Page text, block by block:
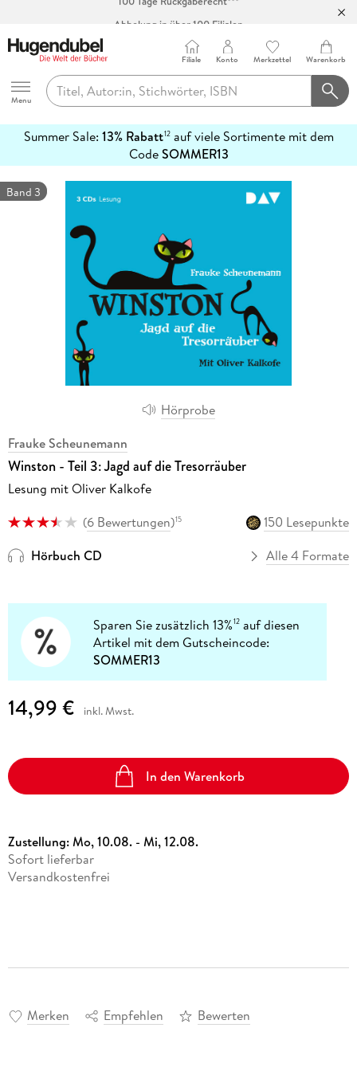
Abholung in über 100 Filialen
Hugendubel
Menu
Filiale Konto Merkzettel Warenkorb
Summer Sale: 13% Rabatt12auf viele Sortimente mit dem
CodeSOMMER13
erfahren
Hörprobe
Band 3
Frauke Scheunemann
Winston - Teil 3: Jagd auf die Tresorräuber
Lesung mit Oliver Kalkofe
(6 Bewertungen)15
150 Lesepunkte
Hörbuch CD
Alle 4 Formate
Sparen Sie zusätzlich 13%12 auf diesen
Artikel mit dem Gutscheincode:
SOMMER13
14,99 € inkl. Mwst.
In den Warenkorb
Zustellung:Mo, 10.08. - Mi, 12.08.
Sofort lieferbar
Versandkostenfrei
Merken Empfehlen Bewerten